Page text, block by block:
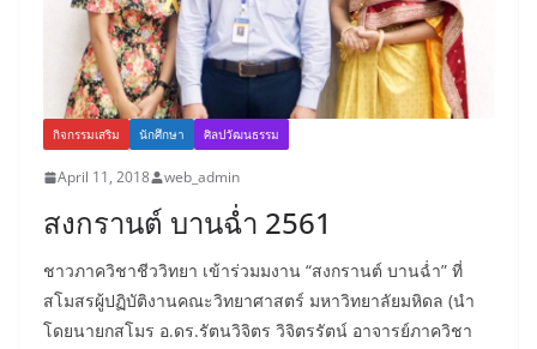
กิจกรรมเสริม นักศึกษา ศิลปวัฒนธรรม
April 11, 2018 web_admin
สงกรานต์ บานฉ่ำ 2561
ชาวภาควิชาชีววิทยา เข้าร่วมมงาน “สงกรานต์ บานฉ่ำ” ที่
สโมสรผู้ปฏิบัติงานคณะวิทยาศาสตร์ มหาวิทยาลัยมหิดล (นำ
โดยนายกสโมร อ.ดร.รัตนวิจิตร วิจิตรรัตน์ อาจารย์ภาควิชา